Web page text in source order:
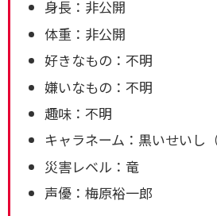
身長：非公開
体重：非公開
好きなもの：不明
嫌いなもの：不明
趣味：不明
キャラネーム：黒いせいし
災害レベル：竜
声優：梅原裕一郎